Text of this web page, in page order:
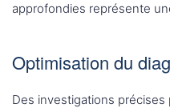
approfondies représente
Optimisation du
Des investigations précises